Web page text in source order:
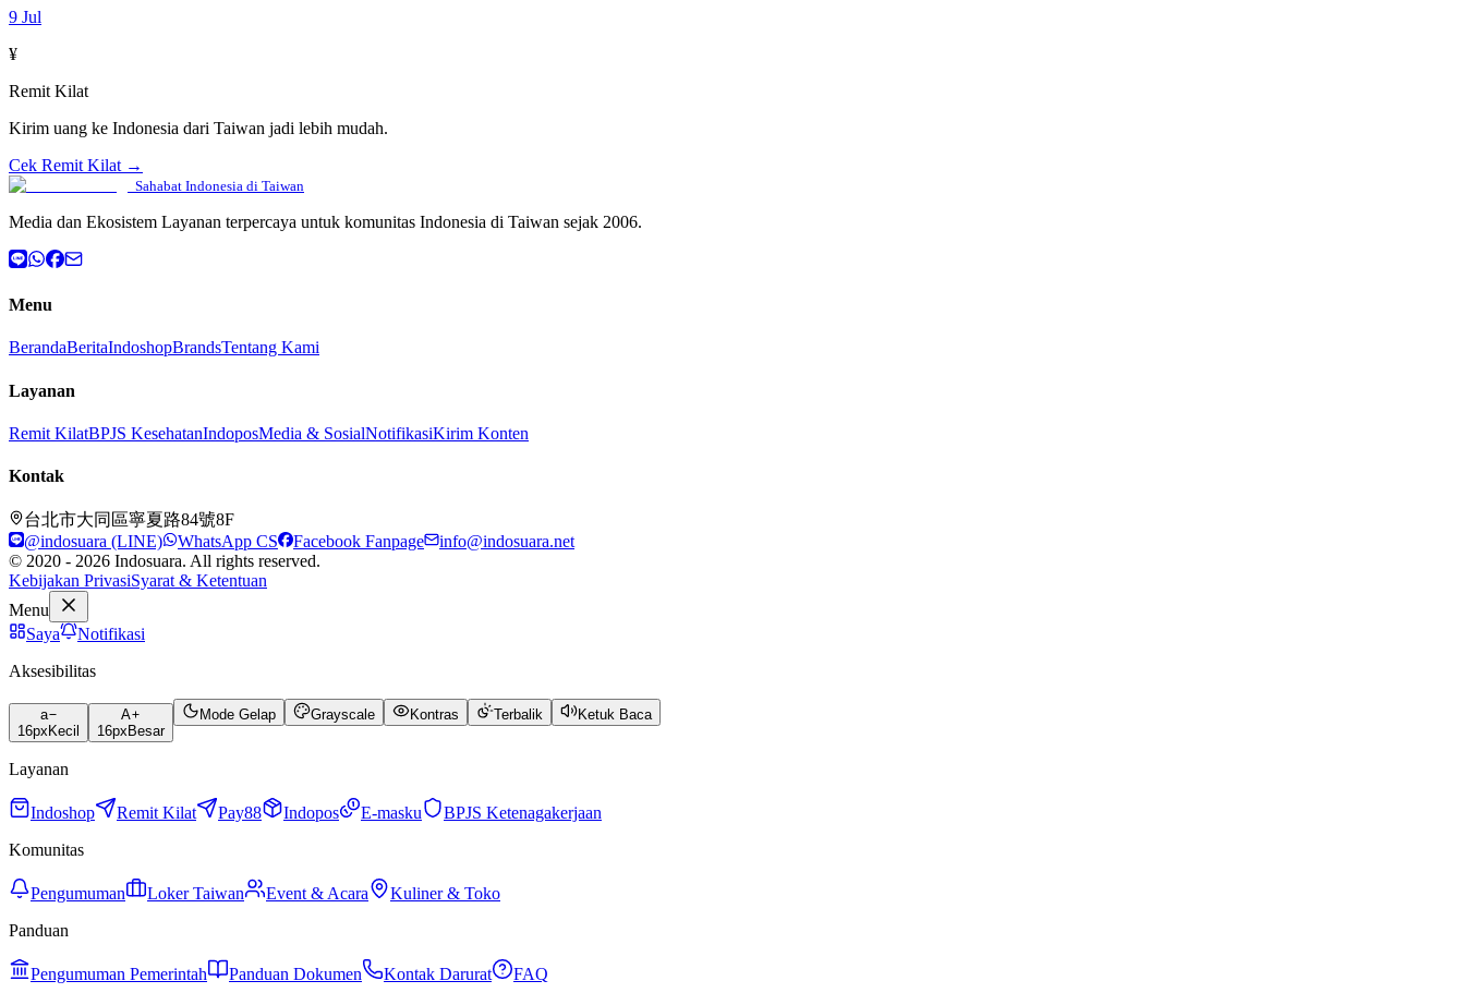
9 Jul
¥
Remit Kilat
Kirim uang ke Indonesia dari Taiwan jadi lebih mudah.
Cek Remit Kilat →
Sahabat Indonesia di Taiwan
Media dan Ekosistem Layanan terpercaya untuk komunitas Indonesia di Taiwan sejak 2006.
Menu
BerandaBeritaIndoshopBrandsTentang Kami
Layanan
Remit KilatBPJS KesehatanIndoposMedia & SosialNotifikasiKirim Konten
Kontak
台北市大同區寧夏路84號8F
@indosuara (LINE)
WhatsApp CS Facebook Fanpage
info@indosuara.net
© 2020 - 2026 Indosuara. All rights reserved.
Kebijakan PrivasiSyarat & Ketentuan
Menu
Saya
Notifikasi
Aksesibilitas
a
16px Kecil
A
16px Besar
Mode Gelap Grayscale Kontras Terbalik Ketuk Baca
Layanan
Indoshop Remit Kilat Pay88 Indopos E-masku
BPJS Ketenagakerjaan
Komunitas
Pengumuman Loker Taiwan Event & Acara
Kuliner & Toko
Panduan
Pengumuman Pemerintah Panduan Dokumen Kontak Darurat
FAQ